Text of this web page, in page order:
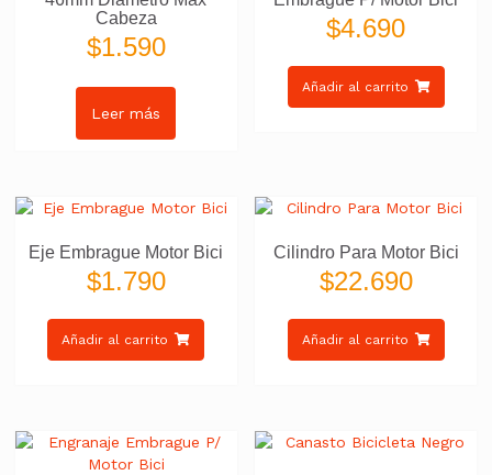
Cabeza
$1.590
Leer más
$4.690
Añadir al carrito
Eje Embrague Motor Bici
$1.790
Añadir al carrito
Cilindro Para Motor Bici
$22.690
Añadir al carrito